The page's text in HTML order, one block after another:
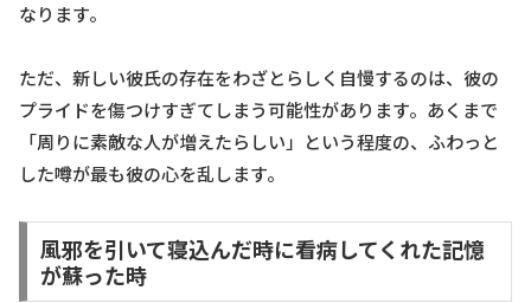
なります。
ただ、新しい彼氏の存在をわざとらしく自慢するのは、彼の
プライドを傷つけすぎてしまう可能性があります。あくまで
「周りに素敵な人が増えたらしい」という程度の、ふわっと
した噂が最も彼の心を乱します。
風邪を引いて寝込んだ時に看病してくれた記憶
が蘇った時